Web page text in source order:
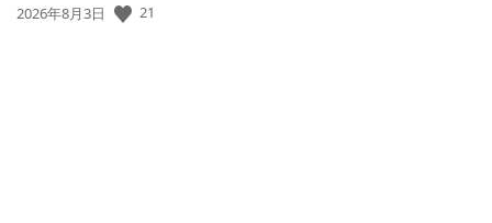
公
2026年8月3日 21